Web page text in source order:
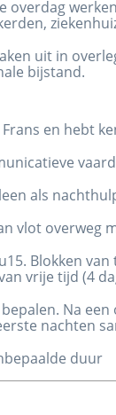
overdag
uit in
bijstand.
en hebt
als
vlot overweg
Blokken
vrije tijd (4
Na
nachten
duur